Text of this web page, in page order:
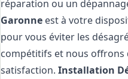
réparation ou un
Garonne est à votre
pour vous éviter les
compétitifs et nous offrons
satisfaction.Installation